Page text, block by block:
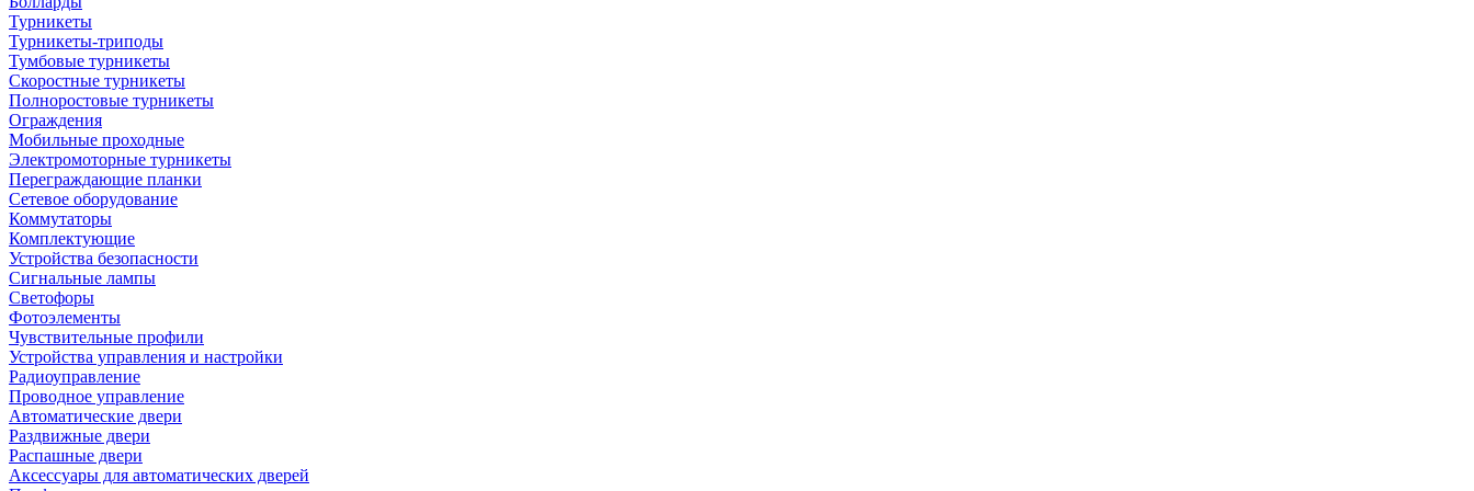
Турникеты
Турникеты-триподы
Тумбовые турникеты
Скоростные турникеты
Полноростовые турникеты
Ограждения
Мобильные проходные
Электромоторные турникеты
Переграждающие планки
Сетевое оборудование
Коммутаторы
Комплектующие
Устройства безопасности
Сигнальные лампы
Светофоры
Фотоэлементы
Чувствительные профили
Устройства управления и настройки
Радиоуправление
Проводное управление
Автоматические двери
Раздвижные двери
Распашные двери
Аксессуары для автоматических дверей